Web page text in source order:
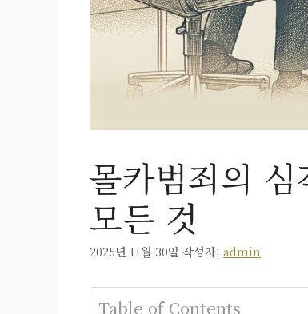
몰카범죄의
모든 것
2025년 11월 30일 작성자: admin
Table of Contents